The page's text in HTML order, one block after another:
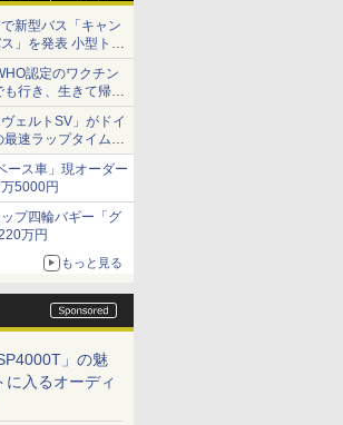
新型バス「キャン
」を発表 小型トラ
向けバス
認定のワクチン
行き、生きて帰っ
ーで命をつなぐ
ェルトSV」がドイ
速ラップタイムを
ース車」現オーダー
5000円
プ四輪バギー「グ
万円
もっと見る
」の魅
に入るオーディ